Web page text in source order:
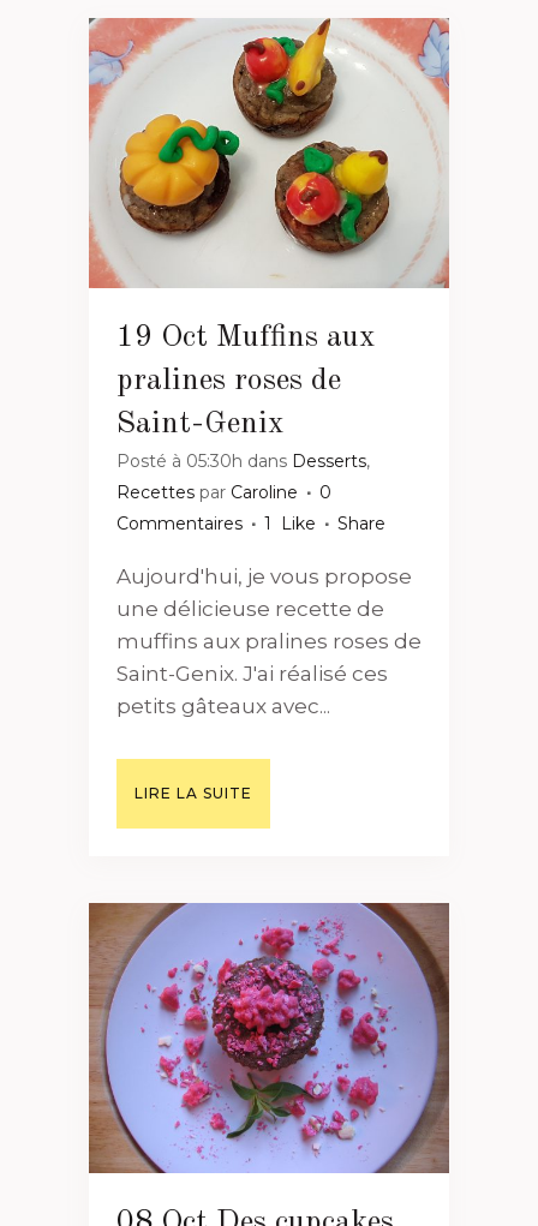
19 Oct Muffins aux
pralines roses de
Saint-Genix
Posté à 05:30h dans Desserts,
Recettes par Caroline
0
Commentaires
1 Like Share
Aujourd'hui, je vous propose
une délicieuse recette de
muffins aux pralines roses de
Saint-Genix. J'ai réalisé ces
petits gâteaux avec...
LIRE LA SUITE